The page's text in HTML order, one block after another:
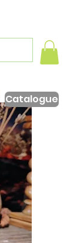
Catalogue